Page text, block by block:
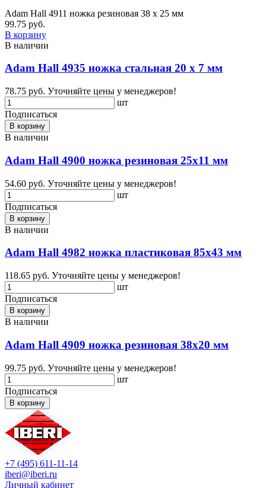
Adam Hall 4911 ножка резиновая 38 х 25 мм
99.75 руб.
В корзину
В наличии
Adam Hall 4935 ножка стальная 20 х 7 мм
78.75 руб. Уточняйте цены у менеджеров!
шт
Подписаться
В корзину
В наличии
Adam Hall 4900 ножка резиновая 25х11 мм
54.60 руб. Уточняйте цены у менеджеров!
шт
Подписаться
В корзину
В наличии
Adam Hall 4982 ножка пластиковая 85х43 мм
118.65 руб. Уточняйте цены у менеджеров!
шт
Подписаться
В корзину
В наличии
Adam Hall 4909 ножка резиновая 38х20 мм
99.75 руб. Уточняйте цены у менеджеров!
шт
Подписаться
В корзину
+7 (495) 611-11-14
iberi@iberi.ru
Личный кабинет